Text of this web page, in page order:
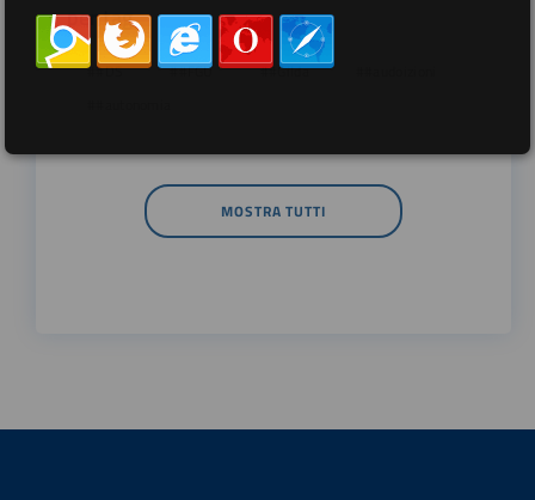
per tag
##DS ##FGU ##Gilda
MOSTRA TUTTI